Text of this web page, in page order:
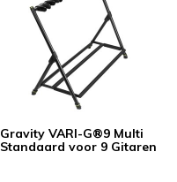
Gravity VARI-G®9 Multi
Standaard voor 9 Gitaren